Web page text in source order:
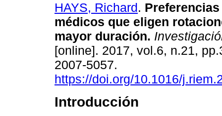
HAYS, Richard.
médicos que eligen
mayor duración.
[online]. 2017, vol.6, n.21,
2007-5057.
https://doi.org/10.1016/
Introducción